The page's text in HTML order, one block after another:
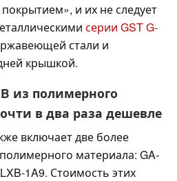
и их не следует
серии GST G-
стали и
крышкой.
из полимерного
в два раза дешевле
включает две более
материала: GA-
1A9. Стоимость этих